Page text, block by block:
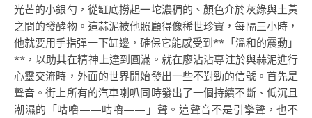
光芒的小銀勺，從缸底撈起一坨濃稠的、顏色介於灰綠與土黃
之間的發酵物。這蒜泥被他照顧得像稀世珍寶，每隔三小時，
他就要用手指彈一下缸邊，確保它能感受到**「溫和的震動」
**，以助其在精神上達到圓滿。就在廖沾沾專注於與蒜泥進行
心靈交流時，外面的世界開始發出一些不對勁的信號。首先是
聲音。街上所有的汽車喇叭同時發出了一個持續不斷、低沉且
潮濕的「咕嚕——咕嚕——」聲。這聲音不是引擎聲，也不